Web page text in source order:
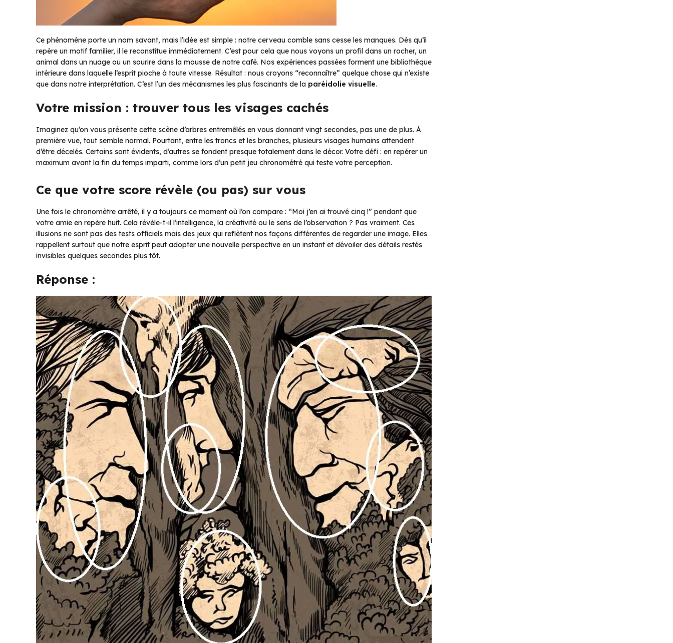
Ce phénomène porte un nom savant, mais l’idée est simple : notre cerveau comble sans cesse les manques. Dès qu’il
repère un motif familier, il le reconstitue immédiatement. C’est pour cela que nous voyons un profil dans un rocher, un
animal dans un nuage ou un sourire dans la mousse de notre café. Nos expériences passées forment une bibliothèque
intérieure dans laquelle l’esprit pioche à toute vitesse. Résultat : nous croyons “reconnaître” quelque chose qui n’existe
que dans notre interprétation. C’est l’un des mécanismes les plus fascinants de la paréidolie visuelle.
Votre mission : trouver tous les visages cachés
Imaginez qu’on vous présente cette scène d’arbres entremêlés en vous donnant vingt secondes, pas une de plus. À
première vue, tout semble normal. Pourtant, entre les troncs et les branches, plusieurs visages humains attendent
d’être décelés. Certains sont évidents, d’autres se fondent presque totalement dans le décor. Votre défi : en repérer un
maximum avant la fin du temps imparti, comme lors d’un petit jeu chronométré qui teste votre perception.
Ce que votre score révèle (ou pas) sur vous
Une fois le chronomètre arrêté, il y a toujours ce moment où l’on compare : “Moi j’en ai trouvé cinq !” pendant que
votre amie en repère huit. Cela révèle-t-il l’intelligence, la créativité ou le sens de l’observation ? Pas vraiment. Ces
illusions ne sont pas des tests officiels mais des jeux qui reflètent nos façons différentes de regarder une image. Elles
rappellent surtout que notre esprit peut adopter une nouvelle perspective en un instant et dévoiler des détails restés
invisibles quelques secondes plus tôt.
Réponse :